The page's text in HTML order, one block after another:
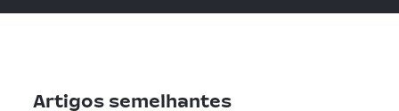
Artigos semelhantes